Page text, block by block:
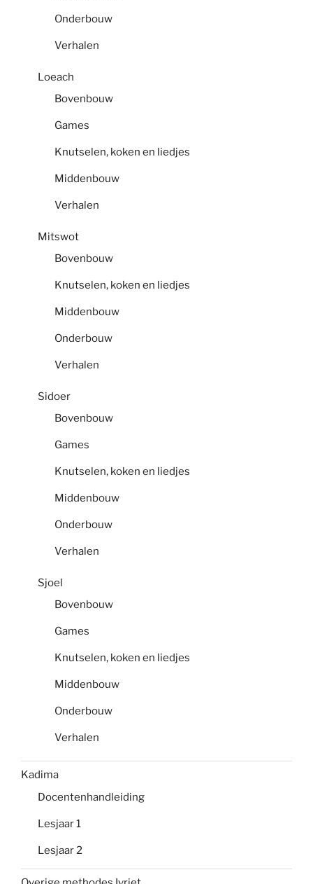
Onderbouw
Verhalen
Loeach
Bovenbouw
Games
Knutselen, koken en liedjes
Middenbouw
Verhalen
Mitswot
Bovenbouw
Knutselen, koken en liedjes
Middenbouw
Onderbouw
Verhalen
Sidoer
Bovenbouw
Games
Knutselen, koken en liedjes
Middenbouw
Onderbouw
Verhalen
Sjoel
Bovenbouw
Games
Knutselen, koken en liedjes
Middenbouw
Onderbouw
Verhalen
Kadima
Docentenhandleiding
Lesjaar 1
Lesjaar 2